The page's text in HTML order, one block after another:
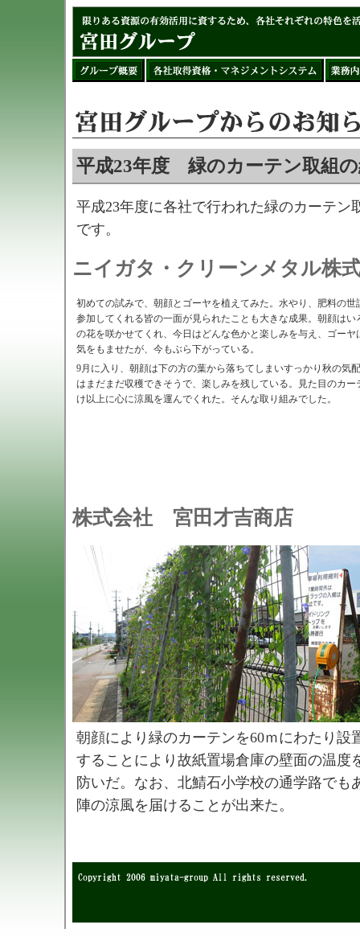
平成23年度 緑のカーテン取組
平成23年度に各社で行われた緑のカーテン
です。
ニイガタ・クリーンメタル株
初めての試みで、朝顔とゴーヤを植えてみた。水やり、肥料の世
参加してくれる皆の一面が見られたことも大きな成果。朝顔はい
の花を咲かせてくれ、今日はどんな色かと楽しみを与え、ゴーヤ
気をもませたが、今もぶら下がっている。
9月に入り、朝顔は下の方の葉から落ちてしまいすっかり秋の気
はまだまだ収穫できそうで、楽しみを残している。見た目のカー
け以上に心に涼風を運んでくれた。そんな取り組みでした。
株式会社 宮田才吉商店
朝顔により緑のカーテンを60ｍにわたり設
することにより故紙置場倉庫の壁面の温度
防いだ。なお、北鯖石小学校の通学路でも
陣の涼風を届けることが出来た。